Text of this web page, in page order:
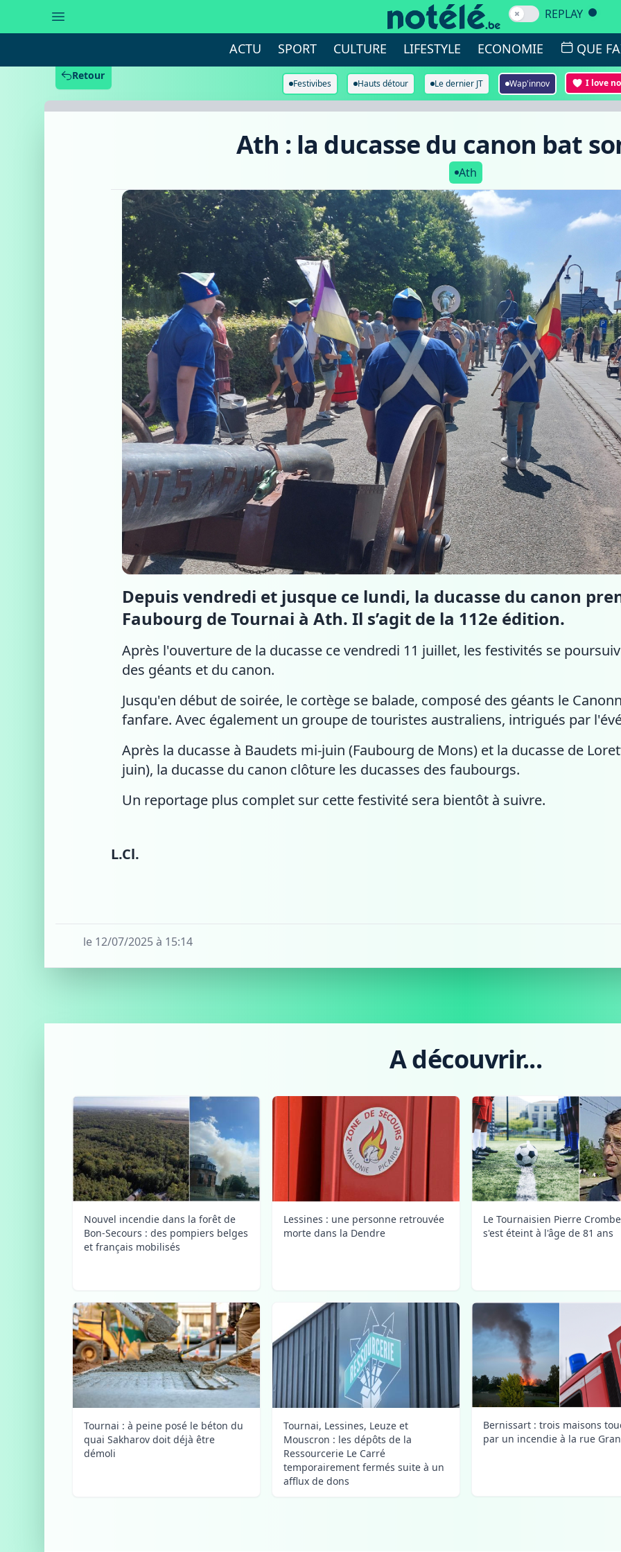
REPLAY
ACTU SPORT CULTURE LIFESTYLE ECONOMIE QUE
Festivibes Hauts détour Le dernier JT Wap'innov I love
Retour
Ath : la ducasse du canon bat
Ath
Depuis vendredi et jusque ce lundi, la ducasse du canon
Faubourg de Tournai à Ath. Il s’agit de la 112e édition.
Après l'ouverture de la ducasse ce vendredi 11 juillet, les festivités se
des géants et du canon.
Jusqu'en début de soirée, le cortège se balade, composé des géants le
fanfare. Avec également un groupe de touristes australiens, intrigués par
Après la ducasse à Baudets mi-juin (Faubourg de Mons) et la ducasse de
juin), la ducasse du canon clôture les ducasses des faubourgs.
Un reportage plus complet sur cette festivité sera bientôt à suivre.
L.Cl.
le 12/07/2025 à 15:14
A découvrir...
Nouvel incendie dans la forêt de
Bon-Secours : des pompiers belges
et français mobilisés
Lessines : une personne retrouvée
morte dans la Dendre
Le Tournaisien Pierre
s'est éteint à l'âge de 81 ans
Tournai : à peine posé le béton du
quai Sakharov doit déjà être
démoli
Tournai, Lessines, Leuze et
Mouscron : les dépôts de la
Ressourcerie Le Carré
temporairement fermés suite à un
afflux de dons
Bernissart : trois maisons
par un incendie à la rue